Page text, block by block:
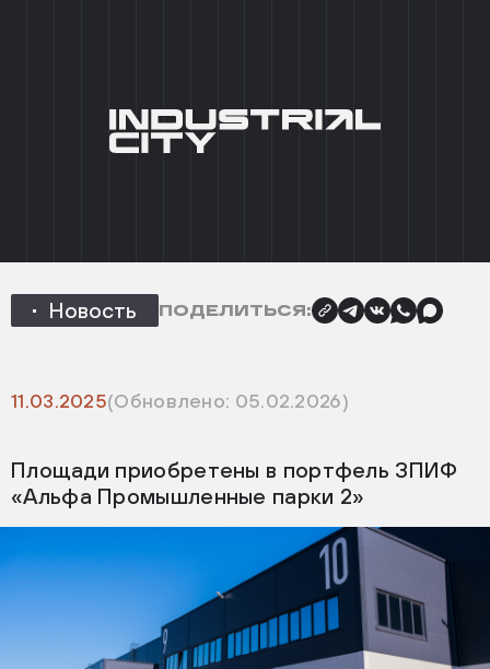
НАЗАД
11.03.2025(Обновлено: 05.02.2026)
Площади приобретены в портфель ЗПИФ
«Альфа Промышленные парки 2»
Новость ПОДЕЛИТЬСЯ: